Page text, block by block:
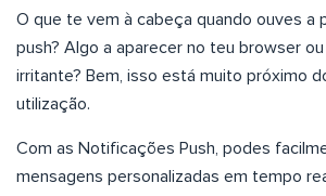
O que te vem à cabeça quando ouves a
push? Algo a aparecer no teu browser ou
irritante? Bem, isso está muito próximo
utilização.
Com as Notificações Push, podes
mensagens personalizadas em tempo